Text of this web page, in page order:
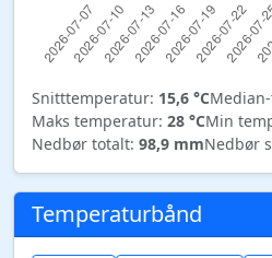
Snitttemperatur: 15,6 °C
Maks temperatur: 28 °CMin
Nedbør totalt: 98,9 mmNedbør
Temperaturbånd